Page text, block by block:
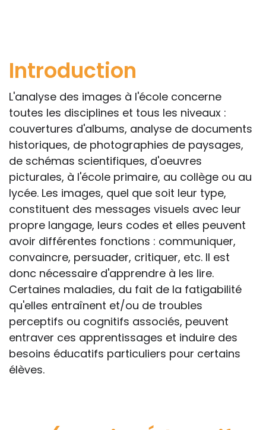
Introduction
L'analyse des images à l'école concerne
toutes les disciplines et tous les niveaux :
couvertures d'albums, analyse de documents
historiques, de photographies de paysages,
de schémas scientifiques, d'oeuvres
picturales, à l'école primaire, au collège ou au
lycée. Les images, quel que soit leur type,
constituent des messages visuels avec leur
propre langage, leurs codes et elles peuvent
avoir différentes fonctions : communiquer,
convaincre, persuader, critiquer, etc. Il est
donc nécessaire d'apprendre à les lire.
Certaines maladies, du fait de la fatigabilité
qu'elles entraînent et/ou de troubles
perceptifs ou cognitifs associés, peuvent
entraver ces apprentissages et induire des
besoins éducatifs particuliers pour certains
élèves.
décisions, ce qui ne peut être le cas des
évidemment dans l’impossibilité de les
apprécier in abstracto.